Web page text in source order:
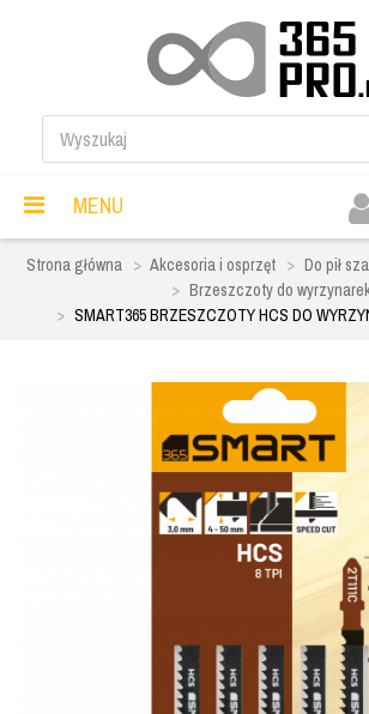
MENU
Strona główna Akcesoria i osprzęt
Do pił
Brzeszczoty do
SMART365 BRZESZCZOTY HCS DO